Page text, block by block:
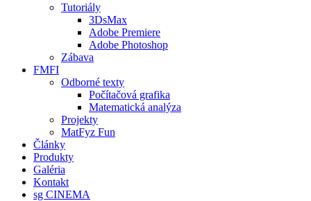
Tutoriály
3DsMax
Adobe Premiere
Adobe Photoshop
Zábava
FMFI
Odborné texty
Počítačová grafika
Matematická analýza
Projekty
MatFyz Fun
Články
Produkty
Galéria
Kontakt
sg CINEMA